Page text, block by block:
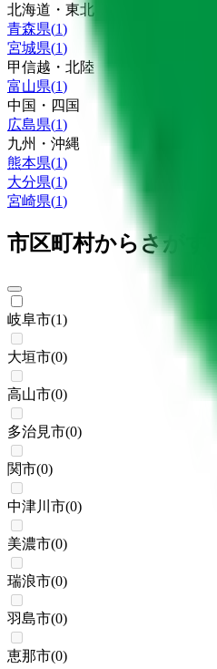
北海道・東北
青森県(1)
宮城県(1)
甲信越・北陸
富山県(1)
中国・四国
広島県(1)
九州・沖縄
熊本県(1)
大分県(1)
宮崎県(1)
市区町村からさがす
岐阜市(1)
大垣市(0)
高山市(0)
多治見市(0)
関市(0)
中津川市(0)
美濃市(0)
瑞浪市(0)
羽島市(0)
恵那市(0)